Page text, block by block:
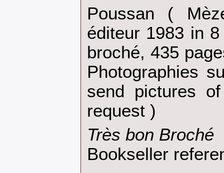
‎Poussan (
éditeur 1983 in
broché, 435
Photographies
send pictures
request )‎
‎Très bon Broché‎
Bookseller